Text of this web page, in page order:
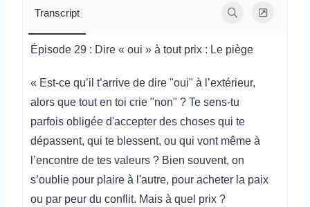
Transcript
Épisode 29 : Dire « oui » à tout prix : Le piège
« Est-ce qu’il t’arrive de dire "oui" à l’extérieur,
alors que tout en toi crie "non" ? Te sens-tu
parfois obligée d'accepter des choses qui te
dépassent, qui te blessent, ou qui vont même à
l’encontre de tes valeurs ? Bien souvent, on
s’oublie pour plaire à l'autre, pour acheter la paix
ou par peur du conflit. Mais à quel prix ?